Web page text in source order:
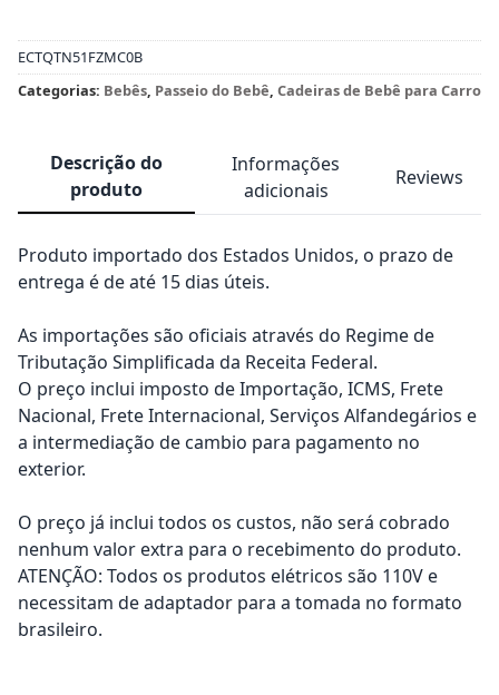
ECTQTN51FZMC0B
Categorias: Bebês, Passeio do Bebê, Cadeiras de Bebê para Carro
Descrição do
produto
Informações
adicionais
Reviews
Produto importado dos Estados Unidos, o prazo de
entrega é de até 15 dias úteis.
As importações são oficiais através do Regime de
Tributação Simplificada da Receita Federal.
O preço inclui imposto de Importação, ICMS, Frete
Nacional, Frete Internacional, Serviços Alfandegários e
a intermediação de cambio para pagamento no
exterior.
O preço já inclui todos os custos, não será cobrado
nenhum valor extra para o recebimento do produto.
ATENÇÃO: Todos os produtos elétricos são 110V e
necessitam de adaptador para a tomada no formato
brasileiro.